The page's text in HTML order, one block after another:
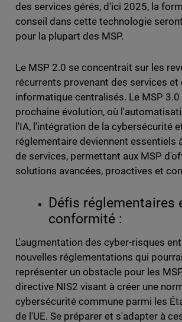
des services gérés, d'ici 2025, la
conseil dans cette technologie
pour la plupart des MSP.
Le MSP 2.0 se concentrait sur les
récurrents provenant des services et
informatique centralisés. Le MSP
prochaine évolution, où
l'IA, l'intégration de la cybersécurité
réglementaire deviennent essentiels
de services, permettant aux MSP
solutions avancées, proactives et
Défis réglementaires
conformité :
L'augmentation des cyber-risques
nouvelles réglementations qui
représenter un obstacle pour les
directive NIS2 visant à créer une
cybersécurité commune parmi les
de l'UE. Se préparer et s'adapter à